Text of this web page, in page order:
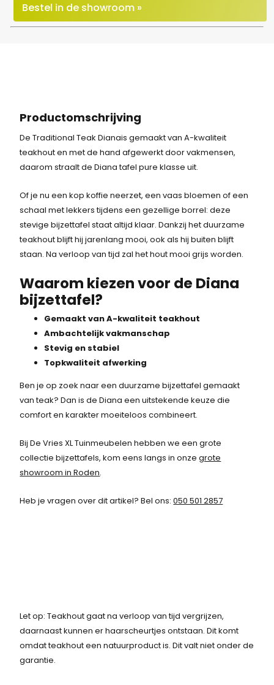
Bestel in de showroom »
Productomschrijving
De Traditional Teak Dianais gemaakt van A-kwaliteit
teakhout en met de hand afgewerkt door vakmensen,
daarom straalt de Diana tafel pure klasse uit.
Of je nu een kop koffie neerzet, een vaas bloemen of een
schaal met lekkers tijdens een gezellige borrel: deze
stevige bijzettafel staat altijd klaar. Dankzij het duurzame
teakhout blijft hij jarenlang mooi, ook als hij buiten blijft
staan. Na verloop van tijd zal het hout mooi grijs worden.
Waarom kiezen voor de Diana
bijzettafel?
Gemaakt van A-kwaliteit teakhout
Ambachtelijk vakmanschap
Stevig en stabiel
Topkwaliteit afwerking
Ben je op zoek naar een duurzame bijzettafel gemaakt
van teak? Dan is de Diana een uitstekende keuze die
comfort en karakter moeiteloos combineert.
Bij De Vries XL Tuinmeubelen hebben we een grote
collectie bijzettafels, kom eens langs in onzegrote
showroom in Roden.
Heb je vragen over dit artikel? Bel ons:050 501 2857
Let op: Teakhout gaat na verloop van tijd vergrijzen,
daarnaast kunnen er haarscheurtjes ontstaan. Dit komt
omdat teakhout een natuurproduct is. Dit valt niet onder de
garantie.